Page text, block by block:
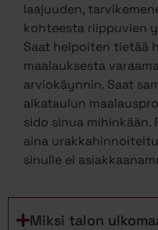
laajuuden,
kohteesta riippuvien
Saat helpoiten tietää
maalauksesta
arviokäynnin. Saat
aikataulun
sido sinua mihinkään.
aina
sinulle ei
Miksi talon